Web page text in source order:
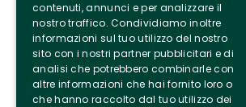
contenuti, annunci e per analizzare il
nostro traffico. Condividiamo inoltre
informazioni sul tuo utilizzo del nostro
sito con i nostri partner pubblicitari e di
analisi che potrebbero combinarle con
altre informazioni che hai fornito loro o
che hanno raccolto dal tuo utilizzo dei